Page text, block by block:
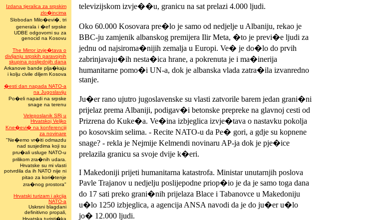
Izdana tjeralica za srpskim
zlo�incima
Slobodan Milo�evi�, tri
generala i �ef srpske
UDBE odgovorni su za
genocid na Kosovu
The Mirror izvje�tava o
divljanju srpskih paravojnih
skupina posljednjih dana
Arkanove bande plja�kaju
i kolju civile diljem Kosova
�esti dan napada NATO-a
na Jugoslaviju
Po�eli napadi na srpske
snage na terenu
Veleposlanik SRj u
Hrvatskoj Veljko
Kne�evi� na konferenciji
za novinare
"Ne�emo vr�iti odmazdu
nad susjedima koji su
pru�ali usluge NATO-u
prilikom zra�nih udara.
Hrvatske su mi vlasti
potvrdila da ih NATO nije ni
pitao za kori�tenje
zra�nog prostora"
Hrvatski turizam i akcija
NATO-a
Uskrsni blagdani
definitivno propali,
Hrvatska turisti�ka
televizijskom izvje��u, granicu na sat prelazi 4.000 ljudi.
Oko 60.000 Kosovara pre�lo je samo od nedjelje u Albaniju, rekao je
BBC-ju zamjenik albanskog premijera Ilir Meta, �to je previ�e ljudi za
jednu od najsiroma�nijih zemalja u Europi. Ve� je do�lo do prvih
zabrinjavaju�ih nesta�ica hrane, a pokrenuta je i ma�inerija
humanitarne pomo�i UN-a, dok je albanska vlada zatra�ila izvanredno
stanje.
Ju�er rano ujutro jugoslavenske su vlasti zatvorile barem jedan grani�ni
prijelaz prema Albaniji, podigav�i betonske prepreke na glavnoj cesti od
Prizrena do Kuke�a. Ve�ina izbjeglica izvje�tava o nastavku pokolja
po kosovskim selima. - Recite NATO-u da Pe� gori, a gdje su kopnene
snage? - rekla je Nejmije Kelmendi novinaru AP-ja dok je pje�ice
prelazila granicu sa svoje dvije k�eri.
I Makedoniji prijeti humanitarna katastrofa. Ministar unutarnjih poslova
Pavle Trajanov u nedjelju poslijepodne priop�io je da je samo toga dana
do 17 sati preko grani�nih prijelaza Blace i Tabanovce u Makedoniju
u�lo 1250 izbjeglica, a agencija ANSA navodi da je do ju�er u�lo
jo� 12.000 ljudi.